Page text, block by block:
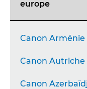
europe
Canon Arménie
Canon Autriche
Canon